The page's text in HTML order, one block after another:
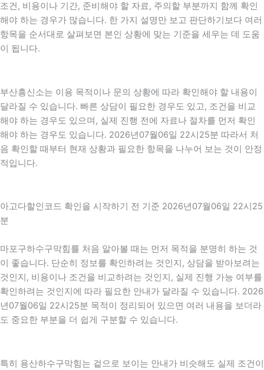
조건, 비용이나 기간, 준비해야 할 자료, 주의할 부분까지 함께 확인
해야 하는 경우가 많습니다. 한 가지 설명만 보고 판단하기보다 여러
항목을 순서대로 살펴보면 본인 상황에 맞는 기준을 세우는 데 도움
이 됩니다.
부산흥신소는 이용 목적이나 문의 상황에 따라 확인해야 할 내용이
달라질 수 있습니다. 빠른 상담이 필요한 경우도 있고, 조건을 비교
해야 하는 경우도 있으며, 실제 진행 전에 자료나 절차를 먼저 확인
해야 하는 경우도 있습니다. 2026년07월06일 22시25분 따라서 처
음 확인할 때부터 현재 상황과 필요한 항목을 나누어 보는 것이 안정
적입니다.
아고다할인코드 확인을 시작하기 전 기준 2026년07월06일 22시25
분
마포구하수구막힘를 처음 알아볼 때는 먼저 목적을 분명히 하는 것
이 좋습니다. 단순히 정보를 확인하려는 것인지, 상담을 받아보려는
것인지, 비용이나 조건을 비교하려는 것인지, 실제 진행 가능 여부를
확인하려는 것인지에 따라 필요한 안내가 달라질 수 있습니다. 2026
년07월06일 22시25분 목적이 정리되어 있으면 여러 내용을 보더라
도 중요한 부분을 더 쉽게 구분할 수 있습니다.
특히 용산하수구막힘는 겉으로 보이는 안내가 비슷해도 실제 조건이